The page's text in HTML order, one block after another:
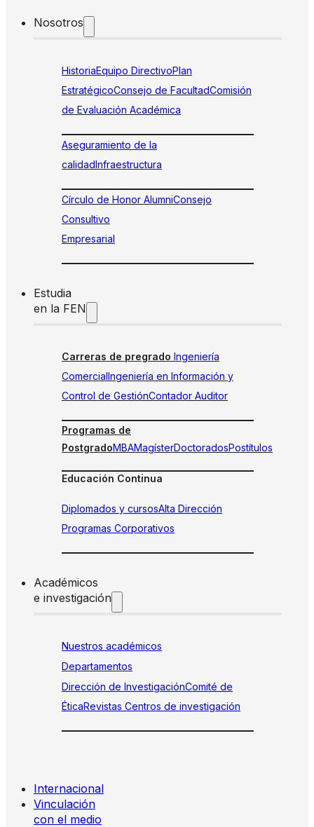
Nosotros
HistoriaEquipo DirectivoPlan
EstratégicoConsejo de FacultadComisión
de Evaluación Académica
Aseguramiento de la
calidadInfraestructura
Círculo de Honor AlumniConsejo
Consultivo
Empresarial
Estudia
en la FEN
Carreras de pregrado Ingeniería
ComercialIngeniería en Información y
Control de GestiónContador Auditor
Programas de
PostgradoMBAMagísterDoctoradosPostítulos
Educación Continua
Diplomados y cursosAlta Dirección
Programas Corporativos
Académicos
e investigación
Nuestros académicos
Departamentos
Dirección de InvestigaciónComité de
ÉticaRevistas Centros de investigación
Internacional
Vinculación
con el medio